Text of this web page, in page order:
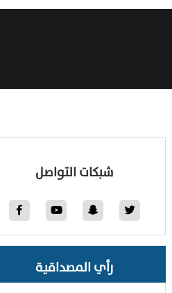
شبكات التواصل
رأي المصداقية